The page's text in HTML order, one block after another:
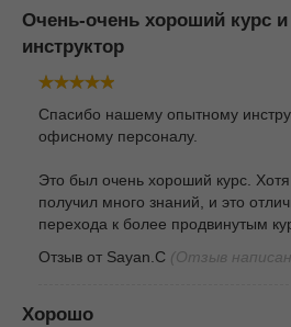
Очень-очень хороший курс
инструктор
Спасибо нашему опытному
офисному персоналу.
Это был очень хороший курс.
получил много знаний, и это
перехода к более продвинутым
Отзыв от Sayan.C (Отзыв
Хорошо